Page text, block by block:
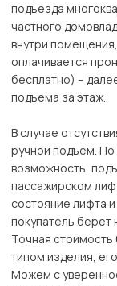
подъезда
частного
внутри
оплачивается
бесплатно) –
подъема за этаж.
В случае
ручной подъем. По
возможность,
пассажирском
состояние лифта
покупатель берет
Точная стоимость
типом изделия,
Можем с